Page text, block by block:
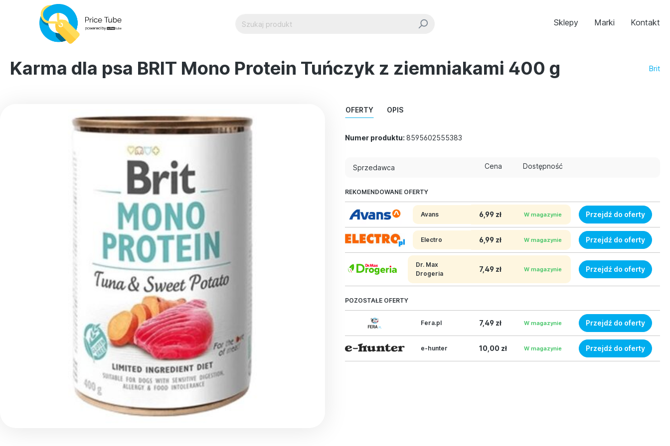
Sklepy Marki Kontakt
Karma dla psa BRIT Mono Protein Tuńczyk z ziemniakami 400 g Brit
OFERTY OPIS
Numer produktu: 8595602555383
Sprzedawca Cena Dostępność
REKOMENDOWANE OFERTY
Avans 6,99 zł W magazynie Przejdź do oferty
Electro 6,99 zł W magazynie Przejdź do oferty
Dr. Max
Drogeria
7,49 zł W magazynie Przejdź do oferty
POZOSTAŁE OFERTY
Fera.pl 7,49 zł W magazynie Przejdź do oferty
e-hunter 10,00 zł W magazynie Przejdź do oferty